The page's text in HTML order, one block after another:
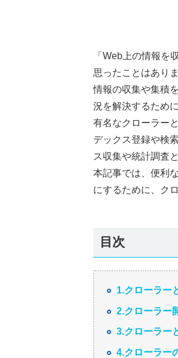
「Web上の情報を
思ったことはあり
情報の収集や集積
況を解決するため
有名なクローラー
デックス登録や検
ス収集や統計調査
本記事では、便利
にするために、ク
目次
1.クローラー
2.クローラー
3.クローラー
4.クローラー